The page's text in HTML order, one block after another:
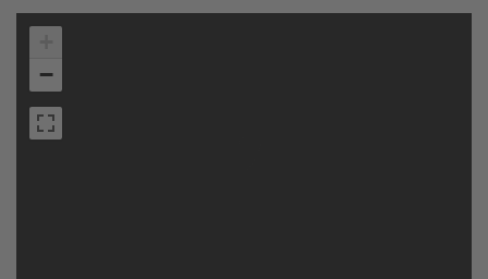
−